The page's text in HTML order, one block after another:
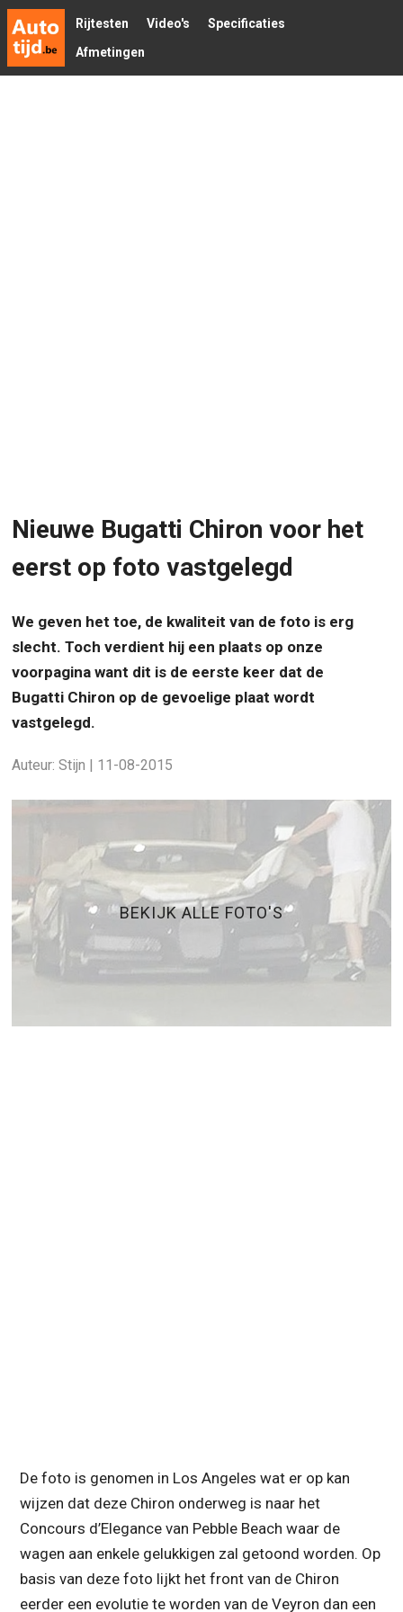
Rijtesten Video's
Specificaties
Afmetingen
Nieuwe Bugatti Chiron voor het
eerst op foto vastgelegd
We geven het toe, de kwaliteit van de foto is erg
slecht. Toch verdient hij een plaats op onze
voorpagina want dit is de eerste keer dat de
Bugatti Chiron op de gevoelige plaat wordt
vastgelegd.
Auteur: Stijn | 11-08-2015
BEKIJK ALLE FOTO'S
De foto is genomen in Los Angeles wat er op kan
wijzen dat deze Chiron onderweg is naar het
Concours d’Elegance van Pebble Beach waar de
wagen aan enkele gelukkigen zal getoond worden. Op
basis van deze foto lijkt het front van de Chiron
eerder een evolutie te worden van de Veyron dan een